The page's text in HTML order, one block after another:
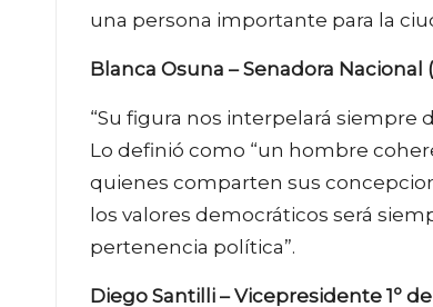
una persona importante para la
Blanca Osuna – Senadora Nacional
“Su figura nos interpelará siempre
Lo definió como “un hombre
quienes comparten sus
los valores democráticos será
pertenencia política”.
Diego Santilli – Vicepresidente 1º